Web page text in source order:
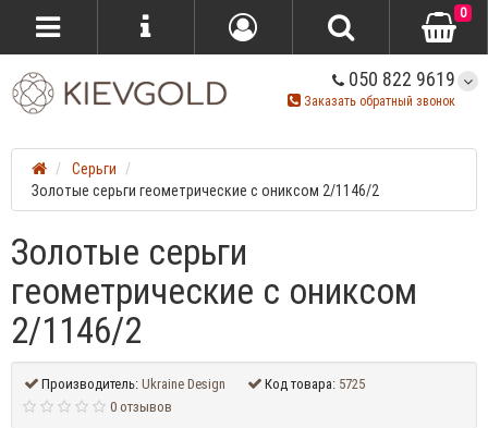
050 822 9619
Заказать обратный звонок
0
Серьги
Золотые серьги геометрические с ониксом 2/1146/2
Золотые серьги
геометрические с ониксом
2/1146/2
Производитель:Ukraine Design Код товара: 5725
0 отзывов